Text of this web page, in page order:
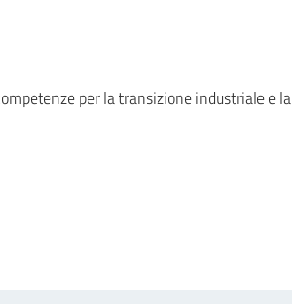
per la transizione industriale e la